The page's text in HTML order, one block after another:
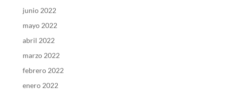
junio 2022
mayo 2022
abril 2022
marzo 2022
febrero 2022
enero 2022